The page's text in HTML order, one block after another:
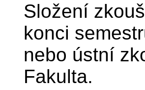
Složení
konci
nebo ústní
Fakulta.